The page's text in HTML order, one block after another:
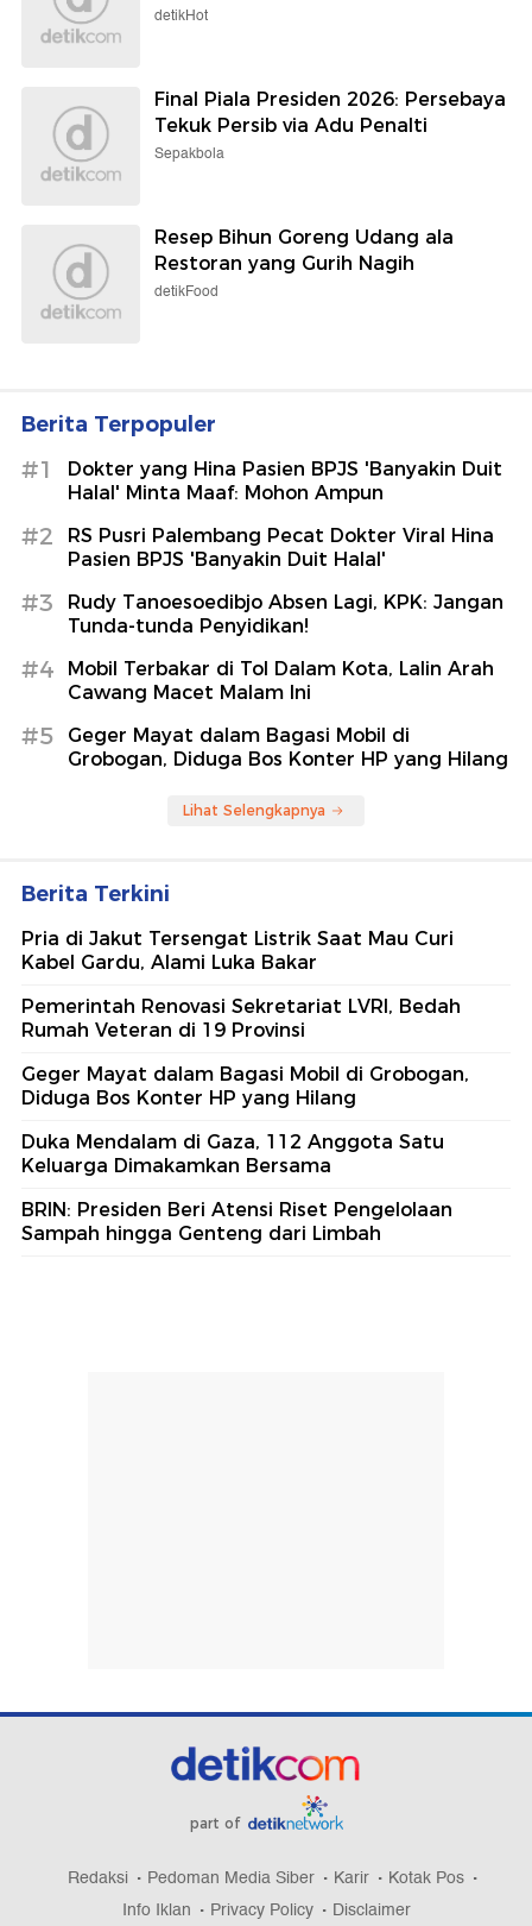
detikHot
Final Piala Presiden 2026: Persebaya
Tekuk Persib via Adu Penalti
Sepakbola
Resep Bihun Goreng Udang ala
Restoran yang Gurih Nagih
detikFood
Berita Terpopuler
#1
Dokter yang Hina Pasien BPJS 'Banyakin Duit
Halal' Minta Maaf: Mohon Ampun
#2
RS Pusri Palembang Pecat Dokter Viral Hina
Pasien BPJS 'Banyakin Duit Halal'
#3
Rudy Tanoesoedibjo Absen Lagi, KPK: Jangan
Tunda-tunda Penyidikan!
#4
Mobil Terbakar di Tol Dalam Kota, Lalin Arah
Cawang Macet Malam Ini
#5
Geger Mayat dalam Bagasi Mobil di
Grobogan, Diduga Bos Konter HP yang Hilang
Lihat Selengkapnya
Berita Terkini
Pria di Jakut Tersengat Listrik Saat Mau Curi
Kabel Gardu, Alami Luka Bakar
Pemerintah Renovasi Sekretariat LVRI, Bedah
Rumah Veteran di 19 Provinsi
Geger Mayat dalam Bagasi Mobil di Grobogan,
Diduga Bos Konter HP yang Hilang
Duka Mendalam di Gaza, 112 Anggota Satu
Keluarga Dimakamkan Bersama
BRIN: Presiden Beri Atensi Riset Pengelolaan
Sampah hingga Genteng dari Limbah
part of
Redaksi Pedoman Media Siber Karir
Kotak Pos
Info Iklan
Privacy Policy Disclaimer